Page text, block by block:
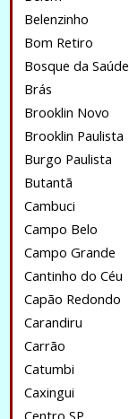
Belenzinho
Bom Retiro
Bosque da Saúde
Brás
Brooklin Novo
Brooklin Paulista
Burgo Paulista
Butantã
Cambuci
Campo Belo
Campo Grande
Cantinho do Céu
Capão Redondo
Carandiru
Carrão
Catumbi
Caxingui
Centro SP